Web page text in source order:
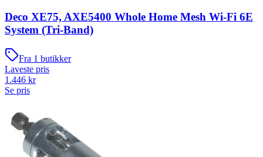
Deco XE75, AXE5400 Whole Home Mesh Wi-Fi 6E
System (Tri-Band)
Fra 1 butikker
Laveste pris
1.446 kr
Se pris